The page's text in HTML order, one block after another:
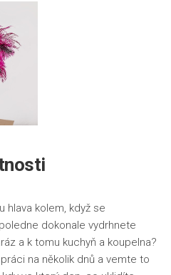
hlava kolem, když se
dokonale vydrhnete
a k tomu kuchyň a koupelna?
na několik dnů a vemte to